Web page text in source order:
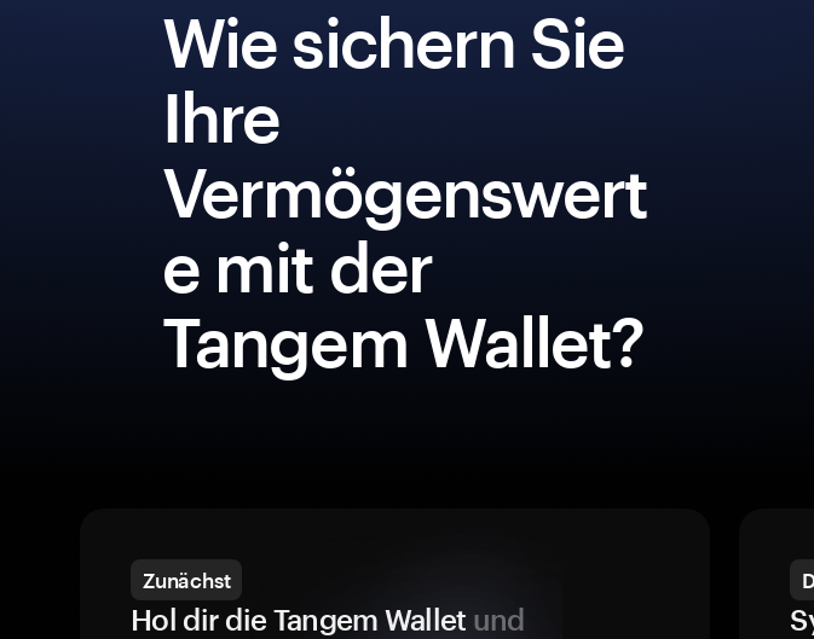
Wie sichern Sie
Ihre
Vermögenswert
e mit der
Tangem Wallet?
Zunächst
Hol dir die Tangem Wallet und